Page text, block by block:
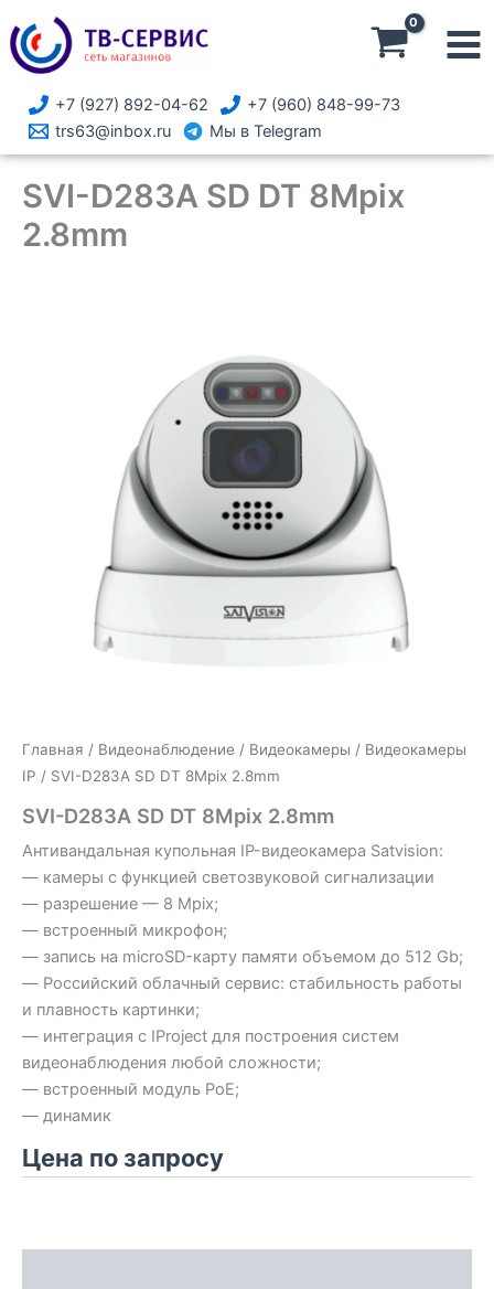
Перейти
содержимому
+7 (927) 892-04-62
+7 (960) 848-99-73
trs63@inbox.ru
Мы в Telegram
SVI-D283A SD DT 8Mpix
2.8mm
Главная / Видеонаблюдение / Видеокамеры / Видеокамеры
IP / SVI-D283A SD DT 8Mpix 2.8mm
SVI-D283A SD DT 8Mpix 2.8mm
Антивандальная купольная IP-видеокамера Satvision:
— камеры с функцией светозвуковой сигнализации
— разрешение — 8 Mpix;
— встроенный микрофон;
— запись на microSD-карту памяти объемом до 512 Gb;
— Российский облачный сервис: стабильность работы
и плавность картинки;
— интеграция с IProject для построения систем
видеонаблюдения любой сложности;
— встроенный модуль PoE;
— динамик
Цена по запросу